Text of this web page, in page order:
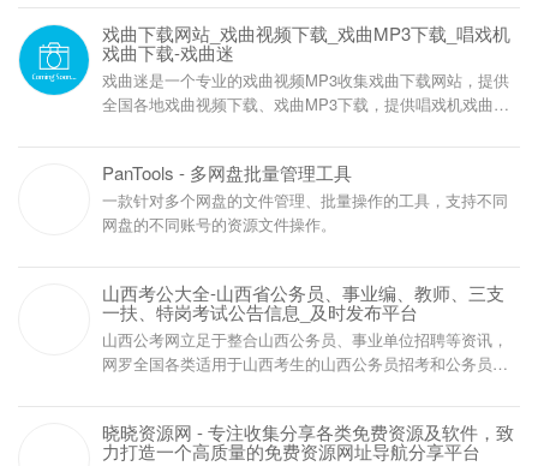
新，欢迎影迷到爱丁猫影院来看最新好看的影视剧。
戏曲下载网站_戏曲视频下载_戏曲MP3下载_唱戏机
戏曲下载-戏曲迷
戏曲迷是一个专业的戏曲视频MP3收集戏曲下载网站，提供
全国各地戏曲视频下载、戏曲MP3下载，提供唱戏机戏曲下
载、戏曲MP3下载、戏曲在线观看、戏曲介绍等内容。网站
戏曲剧种全，资源多，戏曲下载方便，适合各种插卡式收音
机、音箱、唱戏机、看戏机等。
PanTools - 多网盘批量管理工具
一款针对多个网盘的文件管理、批量操作的工具，支持不同
网盘的不同账号的资源文件操作。
山西考公大全-山西省公务员、事业编、教师、三支
一扶、特岗考试公告信息_及时发布平台
山西公考网立足于整合山西公务员、事业单位招聘等资讯，
网罗全国各类适用于山西考生的山西公务员招考和公务员招
晓晓资源网 - 专注收集分享各类免费资源及软件，致
力打造一个高质量的免费资源网址导航分享平台